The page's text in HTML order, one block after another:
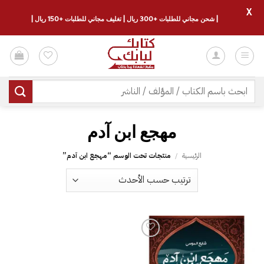
للمحتوى
البحث
عن:
الرئيسية / منتجات تحت الوسم “‎مهجع ابن آدم‎”
إضافة
إلى
قائمة
| شحن مجاني للطلبات +300 ريال | تغليف مجاني للطلبات +150 ريال |
X